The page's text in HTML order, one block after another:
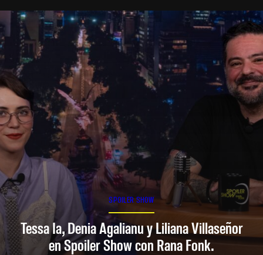
SPOILER SHOW
Tessa Ia, Denia Agalianu y Liliana Villaseñor
en Spoiler Show con Rana Fonk.